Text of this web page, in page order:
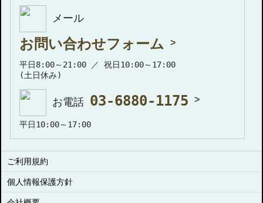
メール
お問い合わせフォーム
平日8:00～21:00 ／ 祝日10:00～17:00
(土日休み)
お電話 03-6880-1175
平日10:00～17:00
ご利用規約
個人情報保護方針